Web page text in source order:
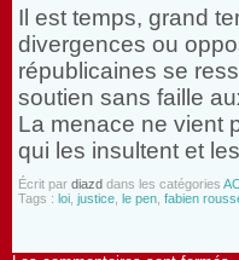
Il est temps, grand
divergences ou
républicaines se
soutien sans faille
La menace ne vient
qui les insultent et
Écrit par diazd dans les catégories
Tags : loi justice le pen fabien